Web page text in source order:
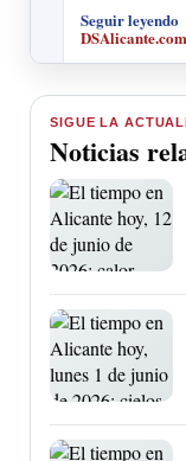
Seguir leyendo
DSAlicante.com
SIGUE LA
Noticias